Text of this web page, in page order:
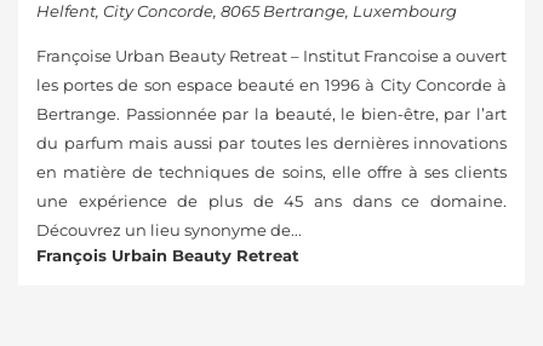
Helfent, City Concorde, 8065 Bertrange, Luxembourg
Françoise Urban Beauty Retreat – Institut Francoise a ouvert
les portes de son espace beauté en 1996 à City Concorde à
Bertrange. Passionnée par la beauté, le bien-être, par l’art
du parfum mais aussi par toutes les dernières innovations
en matière de techniques de soins, elle offre à ses clients
une expérience de plus de 45 ans dans ce domaine.​
Découvrez un lieu synonyme de...
François Urbain Beauty Retreat